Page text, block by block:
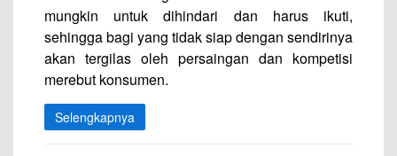
mungkin untuk dihindari dan harus ikuti,
sehingga bagi yang tidak siap dengan sendirinya
akan tergilas oleh persaingan dan kompetisi
merebut konsumen.
Selengkapnya